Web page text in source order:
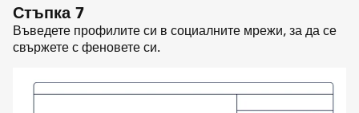
Стъпка 7
Въведете профилите си в социалните мрежи, за да се
свържете с феновете си.